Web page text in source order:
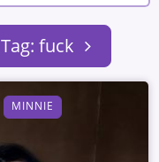
Tag: fuck
MINNIE